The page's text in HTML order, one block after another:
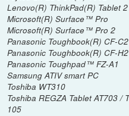
Lenovo(R) ThinkPad(R) Tablet 2
Microsoft(R) Surface™ Pro
Microsoft(R) Surface™ Pro 2
Panasonic Toughbook(R) CF-C2
Panasonic Toughbook(R) CF-
Panasonic Toughpad™ FZ-A1
Samsung ATIV smart PC
Toshiba WT310
Toshiba REGZA Tablet AT703
105